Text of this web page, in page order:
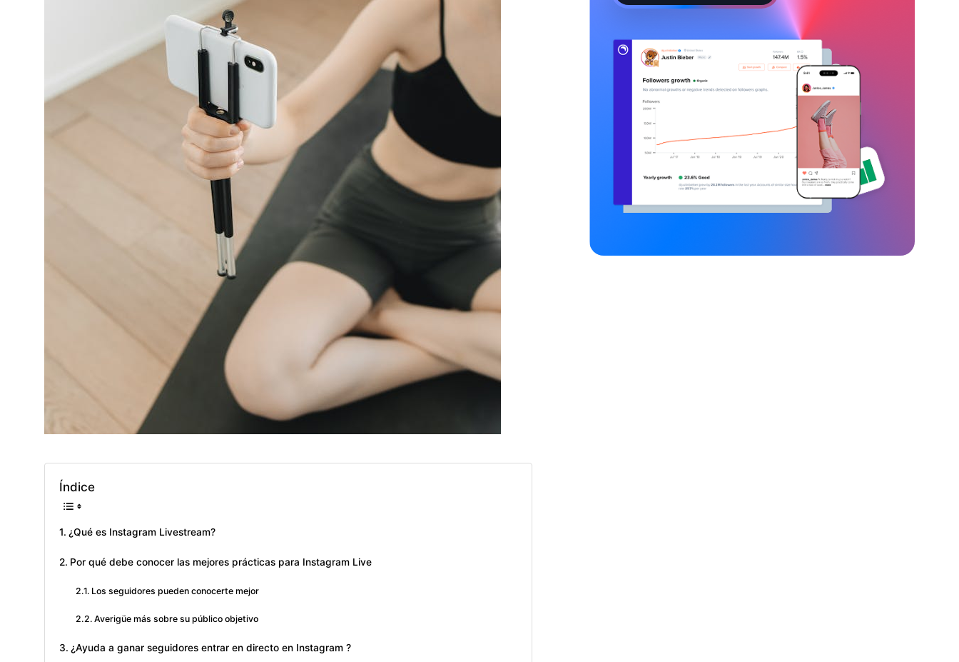
Índice
¿Qué es Instagram Livestream?
Por qué debe conocer las mejores prácticas para Instagram Live
Los seguidores pueden conocerte mejor
Averigüe más sobre su público objetivo
¿Ayuda a ganar seguidores entrar en directo en Instagram ?